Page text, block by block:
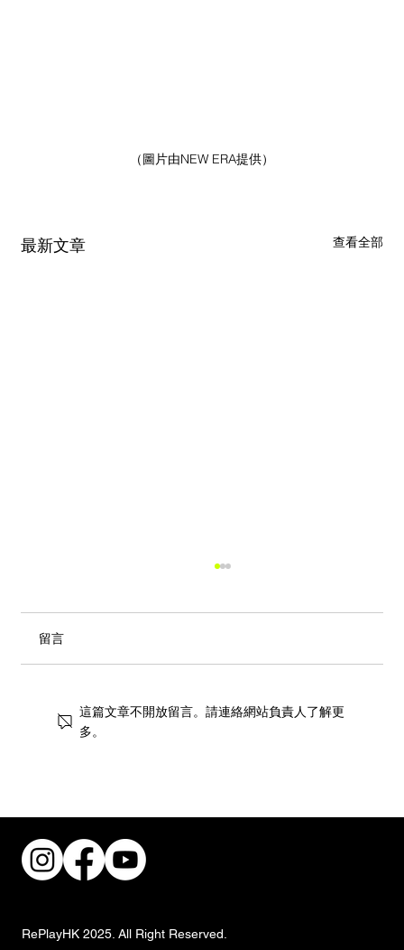
（圖片由NEW ERA提供）
最新文章 查看全部
留言
這篇文章不開放留言。請連絡網站負責人了解更
多。
RePlayHK 2025. All Right Reserved.